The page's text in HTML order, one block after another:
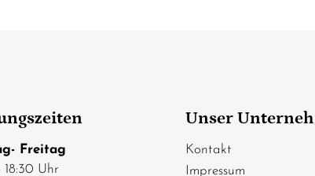
Freitag
18:30 Uhr
Unser
Kontakt
Impressum